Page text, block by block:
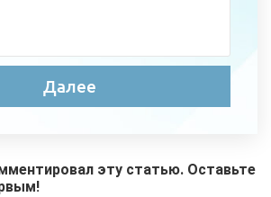
эту статью. Оставьте